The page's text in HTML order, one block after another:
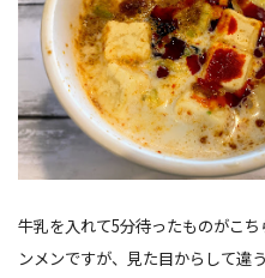
牛乳を入れて5分待ったものがこ
ンメンですが、見た目からして違